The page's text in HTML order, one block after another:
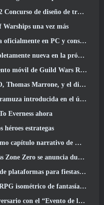
de diseño de trofeos ÜBERFEST
una vez más
en PC y consolas
la próxima actualización de Dread Blade
de Guild Wars Reforged
Randy Mosiondz, hablan sobre los juegos y el futuro de Cryptic.
en el último acto de Valorant
Everness ahora
héroes estrategas
Warframe con nuevos cortos de anime
durante la versión 2.8 Programa Especial
la exhibición de Xbox, Comienza el reclutamiento Beta
fantasía oscura, Brasas de los sin corona
“Evento de la Universidad Maple”